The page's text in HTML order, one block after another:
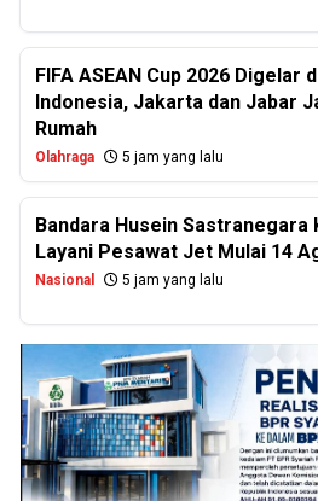
FIFA ASEAN Cup 2026 Digelar
Indonesia, Jakarta dan Jabar
Rumah
Olahraga 5 jam yang lalu
Bandara Husein Sastranegara
Layani Pesawat Jet Mulai 14
Nasional 5 jam yang lalu